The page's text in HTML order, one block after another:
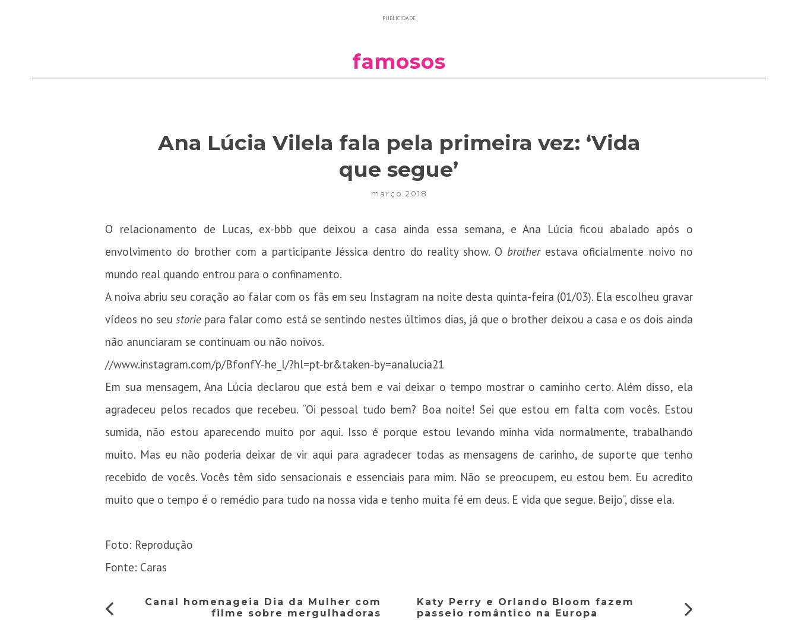
PUBLICIDADE
famosos
Ana Lúcia Vilela fala pela primeira vez: ‘Vida
que segue’
março 2018
O relacionamento de Lucas, ex-bbb que deixou a casa ainda essa semana, e Ana Lúcia ficou abalado após o
envolvimento do brother com a participante Jéssica dentro do reality show. O brother estava oficialmente noivo no
mundo real quando entrou para o confinamento.
A noiva abriu seu coração ao falar com os fãs em seu Instagram na noite desta quinta-feira (01/03). Ela escolheu gravar
vídeos no seu storiepara falar como está se sentindo nestes últimos dias, já que o brother deixou a casa e os dois ainda
não anunciaram se continuam ou não noivos.
//www.instagram.com/p/BfonfY-he_l/?hl=pt-br&taken-by=analucia21
Em sua mensagem, Ana Lúcia declarou que está bem e vai deixar o tempo mostrar o caminho certo. Além disso, ela
agradeceu pelos recados que recebeu. “Oi pessoal tudo bem? Boa noite! Sei que estou em falta com vocês. Estou
sumida, não estou aparecendo muito por aqui. Isso é porque estou levando minha vida normalmente, trabalhando
muito. Mas eu não poderia deixar de vir aqui para agradecer todas as mensagens de carinho, de suporte que tenho
recebido de vocês. Vocês têm sido sensacionais e essenciais para mim. Não se preocupem, eu estou bem. Eu acredito
muito que o tempo é o remédio para tudo na nossa vida e tenho muita fé em deus. E vida que segue. Beijo”, disse ela.
Foto: Reprodução
Fonte: Caras
Canal homenageia Dia da Mulher com
filme sobre mergulhadoras
Katy Perry e Orlando Bloom fazem
passeio romântico na Europa